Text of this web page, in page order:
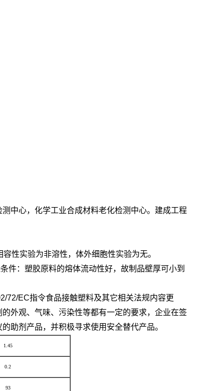
中心，化学工业合成材料老化检测中心。建成工程
性实验为非溶性，体外细胞性实验为无。
件：塑胶原料的熔体流动性好，故制品壁厚可小到
72/EC指令食品接触塑料及其它相关法规内容更
外观、气味、污染性等都有一定的要求，企业在签
助剂产品，并积极寻求使用安全替代产品。
1.45
0.2
93